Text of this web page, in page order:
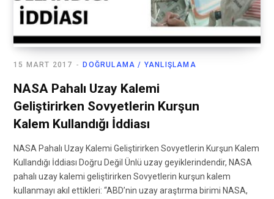
DOĞRULAMA / YANLIŞLAMA
15 MART 2017
NASA Pahalı Uzay Kalemi
Geliştirirken Sovyetlerin Kurşun
Kalem Kullandığı İddiası
NASA Pahalı Uzay Kalemi Geliştirirken Sovyetlerin Kurşun Kalem
Kullandığı İddiası Doğru Değil Ünlü uzay geyiklerindendir, NASA
pahalı uzay kalemi geliştirirken Sovyetlerin kurşun kalem
kullanmayı akıl ettikleri: “ABD’nin uzay araştırma birimi NASA,